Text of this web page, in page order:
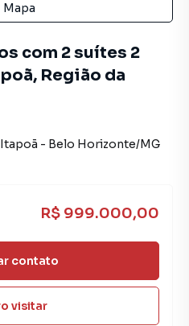
Mapa
com 2 suítes 2
Região da
Itapoã - Belo Horizonte/MG
R$ 999.000,00
contato
visitar